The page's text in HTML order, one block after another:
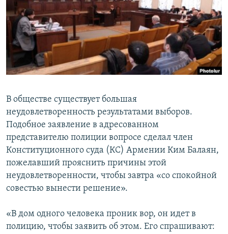
Հայերեն
English
Русский
В обществе существует большая
неудовлетворенность результатами выборов.
Подобное заявление в адресованном
представителю полиции вопросе сделал член
Конституционного суда (КС) Армении Ким Балаян,
пожелавший прояснить причины этой
неудовлетворенности, чтобы завтра «со спокойной
совестью вынести решение».
«В дом одного человека проник вор, он идет в
полицию, чтобы заявить об этом. Его спрашивают: